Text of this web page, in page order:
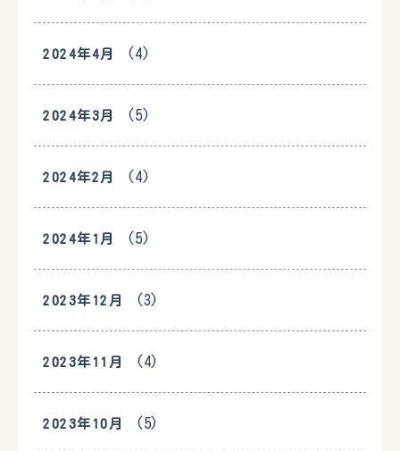
2024年4月 (4)
2024年3月 (5)
2024年2月 (4)
2024年1月 (5)
2023年12月 (3)
2023年11月 (4)
2023年10月 (5)